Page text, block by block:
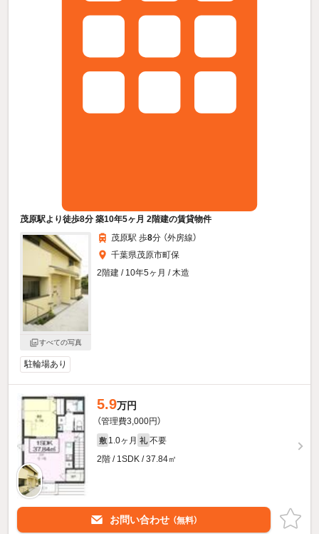
茂原駅より徒歩8分 築10年5ヶ月 2階建の賃貸物件
すべての写真
茂原駅 歩8分 （外房線）
千葉県茂原市町保
2階建 / 10年5ヶ月 / 木造
駐輪場あり
5.9万円
（管理費3,000円）
敷 1.0ヶ月 礼 不要
2階 / 1SDK / 37.84㎡
お問い合わせ （無料）